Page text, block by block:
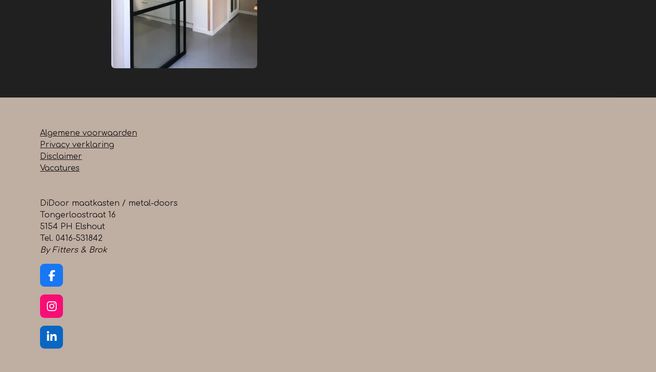
Algemene voorwaarden
Privacy verklaring
Disclaimer
Vacatures
DiDoor maatkasten / metal-doors
Tongerloostraat 16
5154 PH Elshout
Tel. 0416-531842
By Fitters & Brok
F
a
c
e
b
o
k
I
n
t
a
L
i